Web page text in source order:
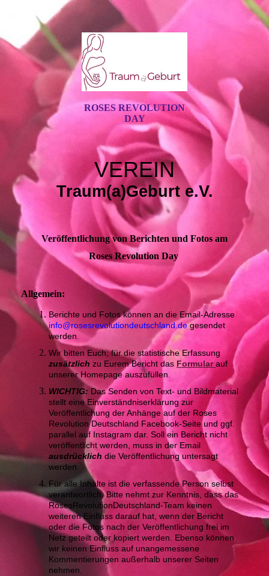
ROSES REVOLUTION
DAY
VEREIN
Traum(a)Geburt e.V.
Veröffentlichung von Berichten und Fotos am
Roses Revolution Day
Allgemein:
Berichte und Fotos können an die Email-Adresse
info@rosesrevolutiondeutschland.degesendet
werden.
Wir bitten Euch, für die statistische Erfassung
zusätzlich zu Eurem Bericht das Formularauf
unserer Homepage auszufüllen.
WICHTIG: Das Senden von Text- und Bildmaterial
stellt eine Einverständniserklärung zur
Veröffentlichung der Anhänge auf der Roses
Revolution Deutschland Facebook-Seite und ggf.
parallel auf Instagram dar. Soll ein Bericht nicht
veröffentlicht werden, muss in der Email
ausdrücklich die Veröffentlichung untersagt
werden.
Für alle Inhalte ist die verfassende Person selbst
verantwortlich. Bitte nehmt zur Kenntnis, dass das
RosesRevolutionDeutschland-Team keinen
weiteren Einfluss darauf hat, wenn der Bericht
oder die Fotos nach der Veröffentlichung frei im
Netz geteilt oder kopiert werden. Ebenso können
wir keinen Einfluss auf unangemessene
Kommentierungen außerhalb unserer Seiten
nehmen.